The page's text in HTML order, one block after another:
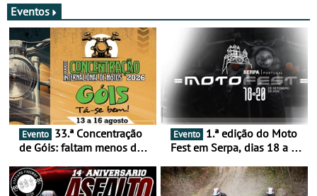
Eventos
Evento
de Góis: faltam menos de
16 de agosto
Evento
Fest em Serpa, dias 18 a 20
duas rodas invade o Baixo
Alentejo